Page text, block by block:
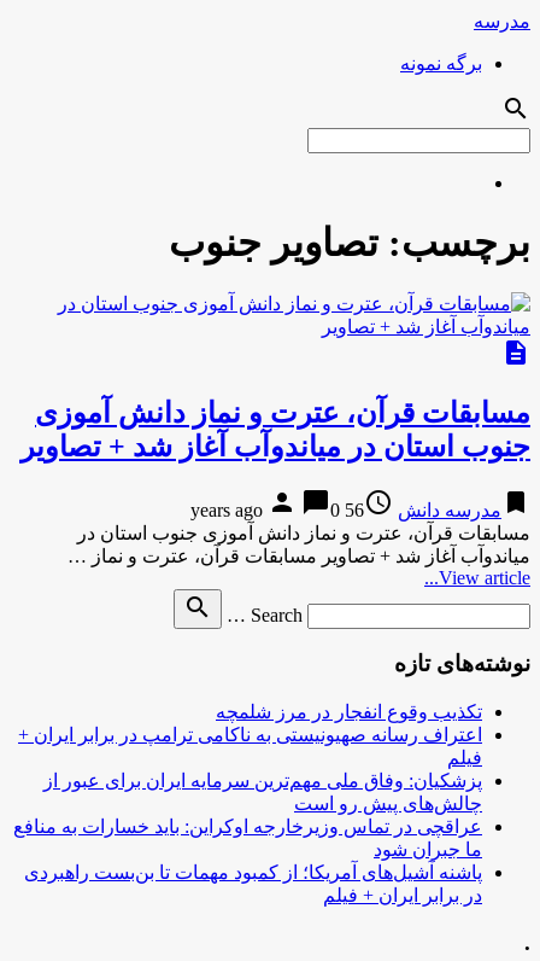
مدرسه
برگه نمونه
search
برچسب:تصاویر جنوب
description
مسابقات قرآن، عترت و نماز دانش آموزی
جنوب استان در میاندوآب آغاز شد + تصاویر
bookmark مدرسه دانش access_time
56 years ago
person chat_bubble0
مسابقات قرآن، عترت و نماز دانش آموزی جنوب استان در
میاندوآب آغاز شد + تصاویر مسابقات قرآن، عترت و نماز …
View article...
Search …
search
نوشته‌های تازه
تکذیب وقوع انفجار در مرز شلمچه
اعتراف رسانه صهیونیستی به ناکامی ترامپ در برابر ایران +
فیلم
پزشکیان: وفاق ملی مهم‌ترین سرمایه ایران برای عبور از
چالش‌های پیش رو است
عراقچی در تماس وزیرخارجه اوکراین: باید خسارات به منافع
ما جبران شود
پاشنه آشیل‌های آمریکا؛ از کمبود مهمات تا بن‌بست راهبردی
در برابر ایران + فیلم
.